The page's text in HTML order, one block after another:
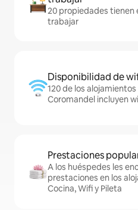
20 propiedades tienen
trabajar
Disponibilidad de
120 de los
Coromandel incluyen
Prestaciones
A los huéspedes les
prestaciones en los
Cocina, Wifi y Pileta